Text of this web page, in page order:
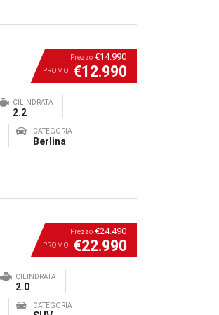
Prezzo €14.990
PROMO €12.990
CILINDRATA
2.2
CATEGORIA
Berlina
Prezzo €24.490
PROMO €22.990
CILINDRATA
2.0
CATEGORIA